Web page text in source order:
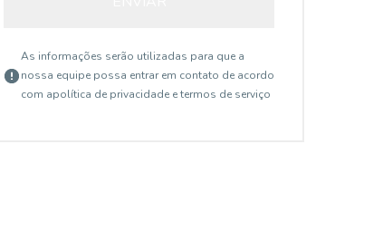
As informações serão utilizadas para que a
nossa equipe possa entrar em contato de acordo
com apolítica de privacidade e termos de serviço